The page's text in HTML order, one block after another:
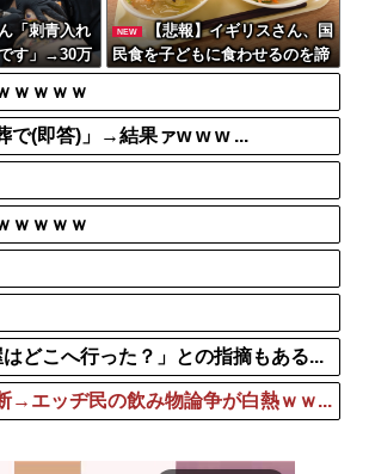
...
夏休みの午前中にやってた
「刺青入れ
す」→30万
NEW
【悲報】イギリスさん、国
民食を子どもに食わせるのを諦
めるｗｗｗｗｗｗｗ
ｗｗｗｗ
で(即答)」→結果ァw w w ...
ｗｗｗｗ
どこへ行った？」との指摘もある...
→エッヂ民の飲み物論争が白熱ｗｗ...